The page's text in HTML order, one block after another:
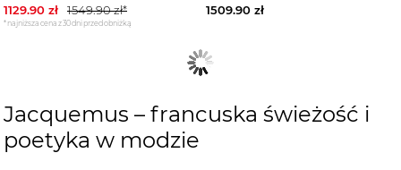
1129.90 zł 1549.90zł*
*najniższa cena z 30 dni przed obniżką
1509.90 zł
Jacquemus – francuska świeżość i
poetyka w modzie